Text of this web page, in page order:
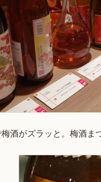
酒がズラッと。梅酒ま